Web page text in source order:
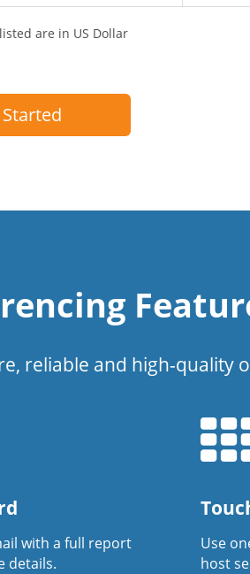
are in US Dollar
reliable and high-quality
with a full report
details.
Use
host